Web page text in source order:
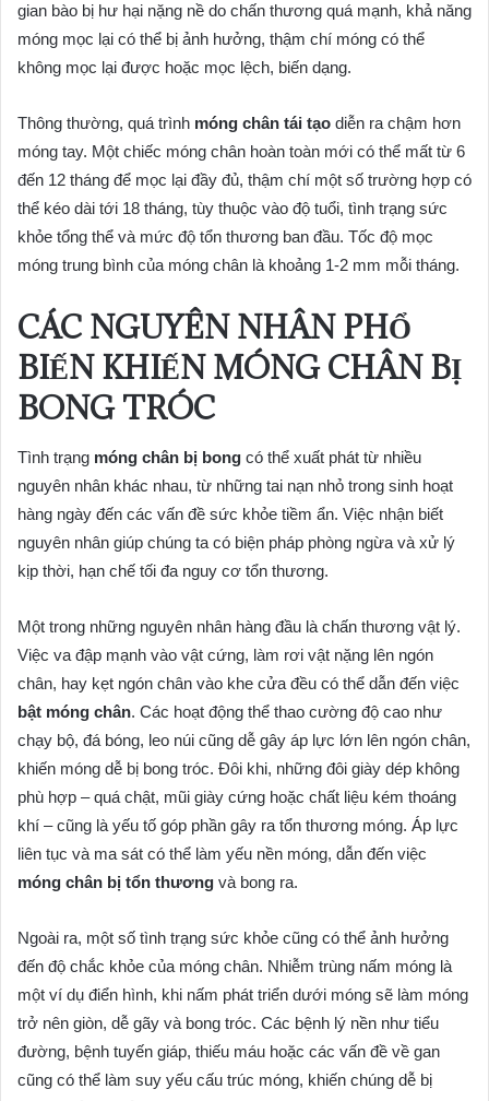
gian bào bị hư hại nặng nề do chấn thương quá mạnh, khả năng
móng mọc lại có thể bị ảnh hưởng, thậm chí móng có thể
không mọc lại được hoặc mọc lệch, biến dạng.
Thông thường, quá trình móng chân tái tạo diễn ra chậm hơn
móng tay. Một chiếc móng chân hoàn toàn mới có thể mất từ 6
đến 12 tháng để mọc lại đầy đủ, thậm chí một số trường hợp có
thể kéo dài tới 18 tháng, tùy thuộc vào độ tuổi, tình trạng sức
khỏe tổng thể và mức độ tổn thương ban đầu. Tốc độ mọc
móng trung bình của móng chân là khoảng 1-2 mm mỗi tháng.
CÁC NGUYÊN NHÂN PHỔ
BIẾN KHIẾN MÓNG CHÂN BỊ
BONG TRÓC
Tình trạng móng chân bị bong có thể xuất phát từ nhiều
nguyên nhân khác nhau, từ những tai nạn nhỏ trong sinh hoạt
hàng ngày đến các vấn đề sức khỏe tiềm ẩn. Việc nhận biết
nguyên nhân giúp chúng ta có biện pháp phòng ngừa và xử lý
kịp thời, hạn chế tối đa nguy cơ tổn thương.
Một trong những nguyên nhân hàng đầu là chấn thương vật lý.
Việc va đập mạnh vào vật cứng, làm rơi vật nặng lên ngón
chân, hay kẹt ngón chân vào khe cửa đều có thể dẫn đến việc
bật móng chân. Các hoạt động thể thao cường độ cao như
chạy bộ, đá bóng, leo núi cũng dễ gây áp lực lớn lên ngón chân,
khiến móng dễ bị bong tróc. Đôi khi, những đôi giày dép không
phù hợp – quá chật, mũi giày cứng hoặc chất liệu kém thoáng
khí – cũng là yếu tố góp phần gây ra tổn thương móng. Áp lực
liên tục và ma sát có thể làm yếu nền móng, dẫn đến việc
móng chân bị tổn thương và bong ra.
Ngoài ra, một số tình trạng sức khỏe cũng có thể ảnh hưởng
đến độ chắc khỏe của móng chân. Nhiễm trùng nấm móng là
một ví dụ điển hình, khi nấm phát triển dưới móng sẽ làm móng
trở nên giòn, dễ gãy và bong tróc. Các bệnh lý nền như tiểu
đường, bệnh tuyến giáp, thiếu máu hoặc các vấn đề về gan
cũng có thể làm suy yếu cấu trúc móng, khiến chúng dễ bị